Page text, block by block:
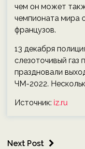
чем он может
чемпионата мира
французов.
13 декабря
слезоточивый газ
праздновали
ЧМ-2022.
Источник: iz.ru
Next Post